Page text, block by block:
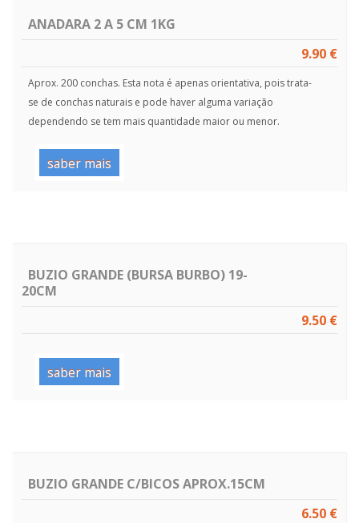
ANADARA 2 A 5 CM 1KG
9.90 €
Aprox. 200 conchas. Esta nota é apenas orientativa, pois trata-
se de conchas naturais e pode haver alguma variação
dependendo se tem mais quantidade maior ou menor.
saber mais
BUZIO GRANDE (BURSA BURBO) 19-
20CM
9.50 €
saber mais
BUZIO GRANDE C/BICOS APROX.15CM
6.50 €